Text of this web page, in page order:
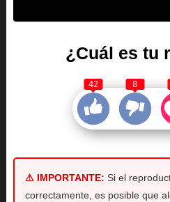
¿Cuál es tu
42 8
⚠ IMPORTANTE: Si el
correctamente, es posible que